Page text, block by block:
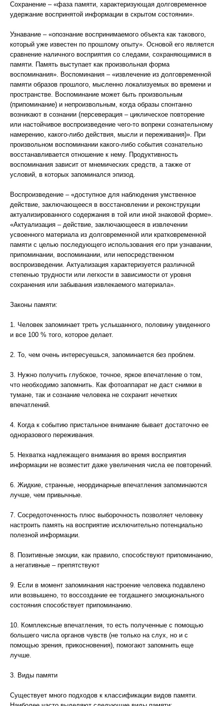
Сохранение – «фаза памяти, характеризующая долговременное
удержание воспринятой информации в скрытом состоянии».
Узнавание – «опознание воспринимаемого объекта как такового,
который уже известен по прошлому опыту». Основой его является
сравнение наличного восприятия со следами, сохраняющимися в
памяти. Память выступает как произвольная форма
воспоминания». Воспоминания – «извлечение из долговременной
памяти образов прошлого, мысленно локализуемых во времени и
пространстве. Воспоминание может быть произвольным
(припоминание) и непроизвольным, когда образы спонтанно
возникают в сознании (персеверация – циклическое повторение
или настойчивое воспроизведение чего-то вопреки сознательному
намерению, какого-либо действия, мысли и переживания)». При
произвольном воспоминании какого-либо события сознательно
восстанавливается отношение к нему. Продуктивность
воспоминания зависит от мнемических средств, а также от
условий, в которых запоминался эпизод.
Воспроизведение – «доступное для наблюдения умственное
действие, заключающееся в восстановлении и реконструкции
актуализированного содержания в той или иной знаковой форме».
«Актуализация – действие, заключающееся в извлечении
усвоенного материала из долговременной или кратковременной
памяти с целью последующего использования его при узнавании,
припоминании, воспоминании, или непосредственном
воспроизведении. Актуализация характеризуется различной
степенью трудности или легкости в зависимости от уровня
сохранения или забывания извлекаемого материала».
Законы памяти:
1. Человек запоминает треть услышанного, половину увиденного
и все 100 % того, которое делает.
2. То, чем очень интересуешься, запоминается без проблем.
3. Нужно получить глубокое, точное, яркое впечатление о том,
что необходимо запомнить. Как фотоаппарат не даст снимки в
тумане, так и сознание человека не сохранит нечетких
впечатлений.
4. Когда к событию пристальное внимание бывает достаточно ее
одноразового переживания.
5. Нехватка надлежащего внимания во время восприятия
информации не возместит даже увеличения числа ее повторений.
6. Жидкие, странные, неординарные впечатления запоминаются
лучше, чем привычные.
7. Сосредоточенность плюс выборочность позволяет человеку
настроить память на восприятие исключительно потенциально
полезной информации.
8. Позитивные эмоции, как правило, способствуют припоминанию,
а негативные – препятствуют
9. Если в момент запоминания настроение человека подавлено
или возвышено, то воссоздание ее тогдашнего эмоционального
состояния способствует припоминанию.
10. Комплексные впечатления, то есть полученные с помощью
большего числа органов чувств (не только на слух, но и с
помощью зрения, прикосновения), помогают запомнить еще
лучше.
3. Виды памяти
Существует много подходов к классификации видов памяти.